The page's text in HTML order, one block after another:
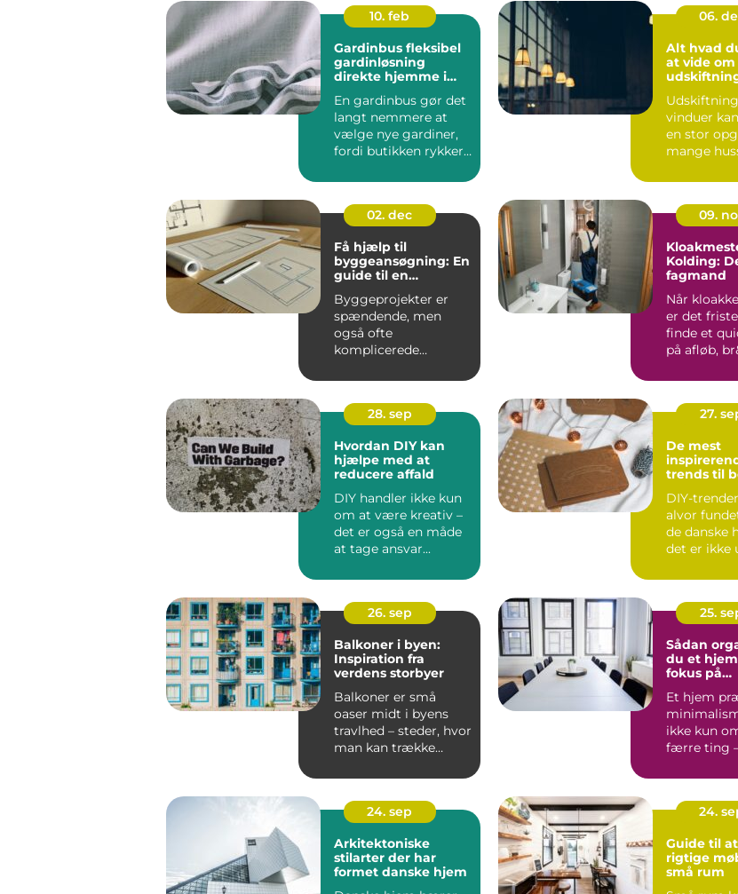
10. feb
Gardinbus fleksibel
gardinløsning
direkte hjemme i
En gardinbus gør det
langt nemmere at
vælge nye gardiner,
fordi butikken rykker
06.
Alt hvad
at vide om
vinduer
en stor
mange
02. dec
Få hjælp til
byggeansøgning: En
guide til en
Byggeprojekter er
spændende, men
også ofte
komplicerede
indebærer e...
09.
Kolding:
fagmand
Når
er det
finde et
på afløb,
28. sep
Hvordan DIY kan
hjælpe med at
reducere affald
DIY handler ikke kun
om at være kreativ –
det er også en måde
at tage ansvar...
27.
De mest
trends til
DIY-
alvor
de danske
det er ikke
26. sep
Balkoner i byen:
Inspiration fra
verdens storbyer
Balkoner er små
oaser midt i byens
travlhed – steder, hvor
man kan trække
25.
Sådan
du et
fokus på
Et hjem
ikke kun
færre ting
24. sep
Arkitektoniske
stilarter der har
formet danske hjem
24.
Guide til
rigtige
små rum